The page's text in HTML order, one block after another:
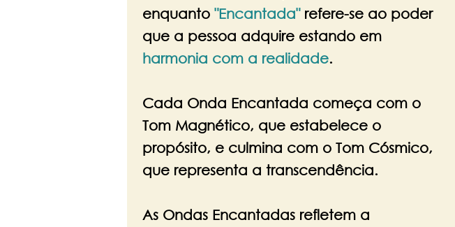
enquanto "Encantada"refere-se ao poder
que a pessoa adquire estando em
harmonia com a realidade.
Cada Onda Encantada começa com o
Tom Magnético, que estabelece o
propósito, e culmina com o Tom Cósmico,
que representa a transcendência.
As Ondas Encantadas refletem a